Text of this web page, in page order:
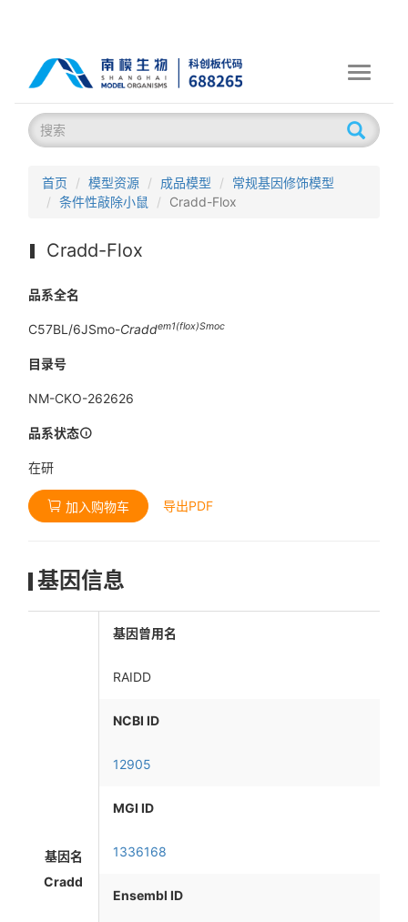
Toggle
首页 模型资源 成品模型
常规基因修饰模型
条件性敲除小鼠
Cradd-Flox
Cradd-Flox
品系全名
C57BL/6JSmo-Craddem1(flox)Smoc
目录号
NM-CKO-262626
品系状态
在研
加入购物车 导出PDF
基因信息
基因名
Cradd
基因曾用名
RAIDD
NCBI ID
12905
MGI ID
1336168
Ensembl ID